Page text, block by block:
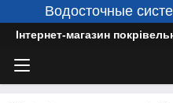
Водосточные
Інтернет-магазин